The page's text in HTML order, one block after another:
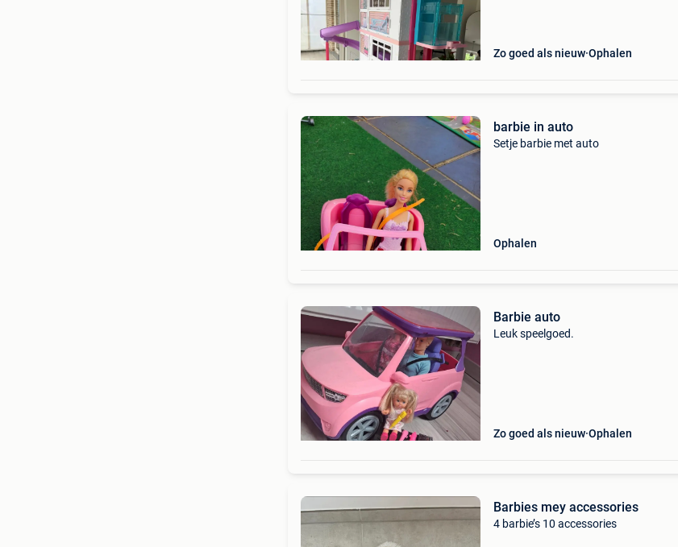
Zo goed als nieuw Ophalen
barbie in auto
Setje barbie met auto
Ophalen
Barbie auto
Leuk speelgoed.
Zo goed als nieuw Ophalen
Barbies mey accessories
4 barbie’s 10 accessories